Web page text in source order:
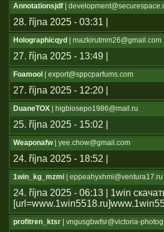
Annotationsjdf |
28. října 2025 - 03:31 |
Holographicqyd | mazkirutmm26@gmail.com
27. října 2025 - 13:49 |
Foamool | export@sppcparfums.com
27. října 2025 - 12:20 |
DuaneTOX | higbiosepo1986@mail.ru
25. října 2025 - 15:02 |
Weaponafw| yee.chow@gmail.com
24. října 2025 - 18:52 |
1win_kg_mzmi | eppeahyxhmi@ventura17.ru
24. října 2025 - 06:13 | 1win
profitren_ktsr | vngusgbwfsr@victoria-